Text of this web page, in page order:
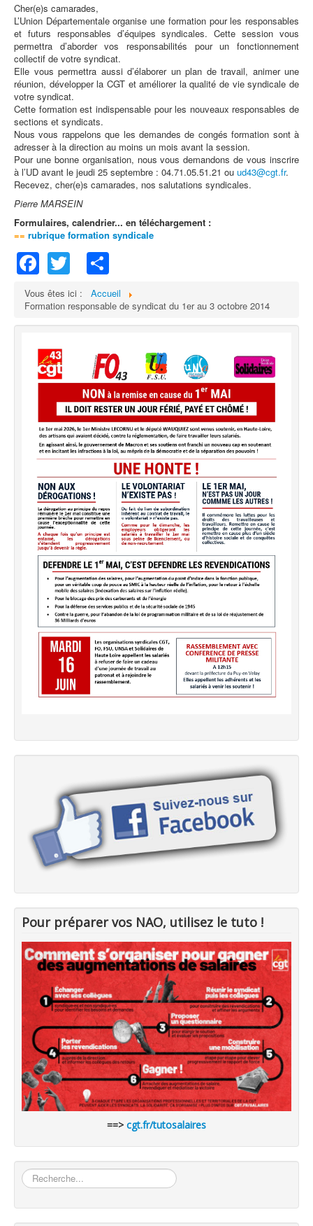
Cher(e)s camarades,
L’Union Départementale organise une formation pour les responsables
et futurs responsables d’équipes syndicales. Cette session vous
permettra d’aborder vos responsabilités pour un fonctionnement
collectif de votre syndicat.
Elle vous permettra aussi d’élaborer un plan de travail, animer une
réunion, développer la CGT et améliorer la qualité de vie syndicale de
votre syndicat.
Cette formation est indispensable pour les nouveaux responsables de
sections et syndicats.
Nous vous rappelons que les demandes de congés formation sont à
adresser à la direction au moins un mois avant la session.
Pour une bonne organisation, nous vous demandons de vous inscrire
à l’UD avant le jeudi 25 septembre : 04.71.05.51.21 ou ud43@cgt.fr.
Recevez, cher(e)s camarades, nos salutations syndicales.
Pierre MARSEIN
Formulaires, calendrier... en téléchargement :
== rubrique formation syndicale
Facebook
Twitter
Vous êtes ici :
Accueil
Formation responsable de syndicat du 1er au 3 octobre 2014
Pour préparer vos NAO, utilisez le tuto !
==> cgt.fr/tutosalaires
Rechercher